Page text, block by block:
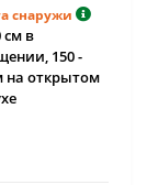
снаружи
см в
150 -
на открытом